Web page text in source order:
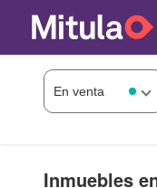
Inmuebles